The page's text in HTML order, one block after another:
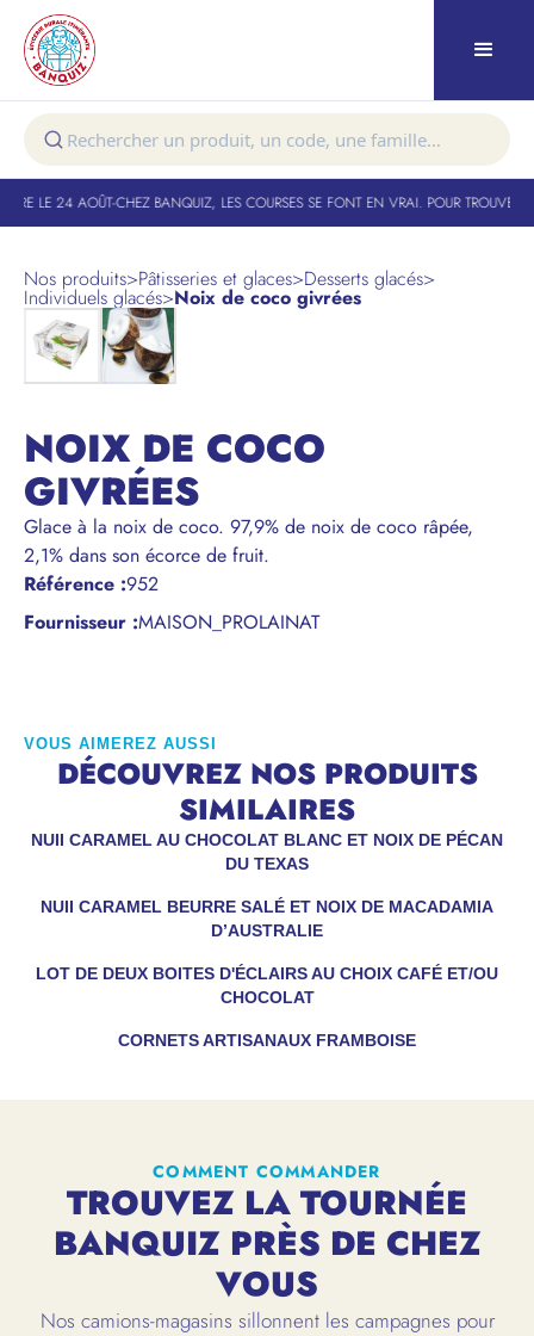
LE 24 AOÛT-CHEZ BANQUIZ, LES COURSES SE FONT EN VRAI. POUR TROUVER
Nos produits>Pâtisseries et glaces>Desserts glacés>
Individuels glacés>Noix de coco givrées
NOIX DE COCO
GIVRÉES
Glace à la noix de coco. 97,9% de noix de coco râpée,
2,1% dans son écorce de fruit.
Référence :952
Fournisseur :MAISON_PROLAINAT
VOUS AIMEREZ AUSSI
DÉCOUVREZ NOS PRODUITS
SIMILAIRES
LOT DE DEUX BOITES D'ÉCLAIRS AU CHOIX CAFÉ ET/OU
CHOCOLAT
CORNETS ARTISANAUX FRAMBOISE
NUII CARAMEL AU CHOCOLAT BLANC ET NOIX DE PÉCAN
DU TEXAS
NUII CARAMEL BEURRE SALÉ ET NOIX DE MACADAMIA
D’AUSTRALIE
COMMENT COMMANDER
TROUVEZ LA TOURNÉE
BANQUIZ PRÈS DE CHEZ
VOUS
Nos camions-magasins sillonnent les campagnes pour